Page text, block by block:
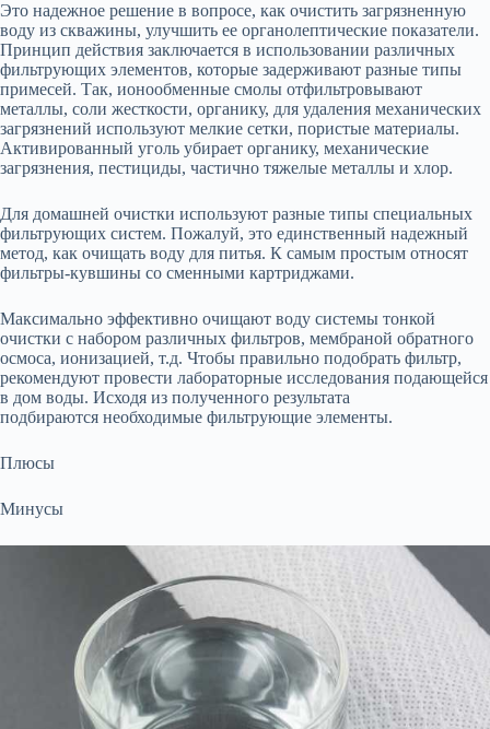
Это надежное решение в вопросе, как очистить загрязненную
воду из скважины, улучшить ее органолептические показатели.
Принцип действия заключается в использовании различных
фильтрующих элементов, которые задерживают разные типы
примесей. Так, ионообменные смолы отфильтровывают
металлы, соли жесткости, органику, для удаления механических
загрязнений используют мелкие сетки, пористые материалы.
Активированный уголь убирает органику, механические
загрязнения, пестициды, частично тяжелые металлы и хлор.
Для домашней очистки используют разные типы специальных
фильтрующих систем. Пожалуй, это единственный надежный
метод, как очищать воду для питья. К самым простым относят
фильтры-кувшины со сменными картриджами.
Максимально эффективно очищают воду системы тонкой
очистки с набором различных фильтров, мембраной обратного
осмоса, ионизацией, т.д. Чтобы правильно подобрать фильтр,
рекомендуют провести лабораторные исследования подающейся
в дом воды. Исходя из полученного результата
подбираются необходимые фильтрующие элементы.
Плюсы
Минусы